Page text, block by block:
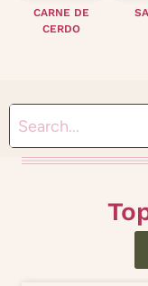
CARNE DE
CERDO
e